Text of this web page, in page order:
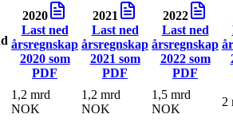
2020
Last ned
årsregnskap
2020som
PDF
2021
Last ned
årsregnskap
2021 som
PDF
2022
Last ned
årsregnskap
2022som
PDF
1,2 mrd
NOK
1,2 mrd
NOK
1,5 mrd
NOK
2